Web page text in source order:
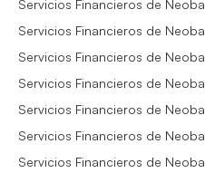
Servicios Financieros de
Servicios Financieros de
Servicios Financieros de
Servicios Financieros de
Servicios Financieros de
Servicios Financieros de
Servicios Financieros de